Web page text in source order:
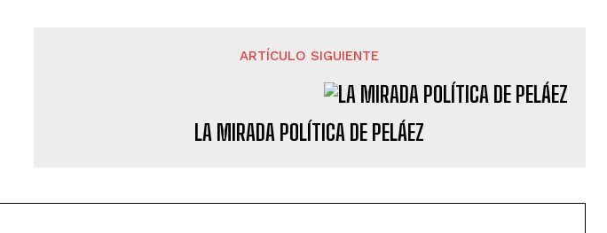
ARTÍCULO SIGUIENTE
LA MIRADA POLÍTICA DE PELÁEZ